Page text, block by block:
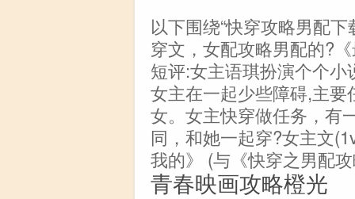
以下围绕“快穿攻略男配
穿文，女配攻略男配的?
短评:女主语琪扮演个个
女主在一起少些障碍,主
女。女主快穿做任务，有
同，和她一起穿?女主文
我的》 (与《快穿之男配
青春映画攻略橙光